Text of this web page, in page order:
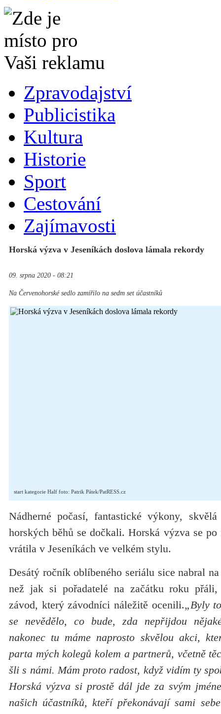
Zpravodajství
Publicistika
Kultura
Historie
Sport
Cestování
Zajímavosti
Horská výzva v Jeseníkách doslova lámala rekordy
09. srpna 2020 - 08:21
Na Červenohorské sedlo zamířilo na sedm set účastníků
start kategorie Half foto: Patrik Pátek/PatRESS.cz
Nádherné počasí, fantastické výkony,
horských běhů se dočkali. Horská výzva se po
vrátila v Jeseníkách ve velkém stylu.
Desátý ročník oblíbeného seriálu sice nabral
než jak si pořadatelé na začátku roku
závod, který závodníci náležitě ocenili.„Byly
se nevědělo, co bude, zda nepřijdou
nakonec tu máme naprosto skvělou akci,
parta mých kolegů kolem a partnerů, včetně
šli s námi. Mám proto radost, když vidím ty
Horská výzva si prostě dál jde za svým
našich účastníků, kteří překonávají sami